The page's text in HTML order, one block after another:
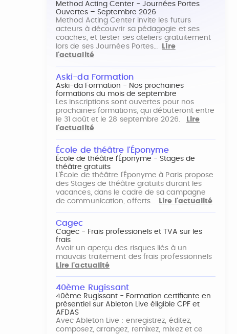
Method Acting Center - Journées Portes
Ouvertes – Septembre 2026
Method Acting Center invite les futurs
acteurs à découvrir sa pédagogie et ses
coaches, et tester ses ateliers gratuitement
lors de ses Journées Portes…
Lire
l'actualité
Aski-da Formation
Aski-da Formation - Nos prochaines
formations du mois de septembre
Les inscriptions sont ouvertes pour nos
prochaines formations, qui débuteront entre
le 31 août et le 28 septembre 2026.
Lire
l'actualité
École de théâtre l'Éponyme
École de théâtre l'Éponyme - Stages de
théâtre gratuits
L'École de théâtre l'Éponyme à Paris propose
des Stages de théâtre gratuits durant les
vacances, dans le cadre de sa campagne
de communication, offerts…
Lire l'actualité
Cagec
Cagec - Frais professionels et TVA sur les
frais
Avoir un aperçu des risques liés à un
mauvais traitement des frais professionnels
Lire l'actualité
40ème Rugissant
40ème Rugissant - Formation certifiante en
présentiel sur Ableton Live éligible CPF et
AFDAS
Avec Ableton Live : enregistrez, éditez,
composez, arrangez, remixez, mixez et ce